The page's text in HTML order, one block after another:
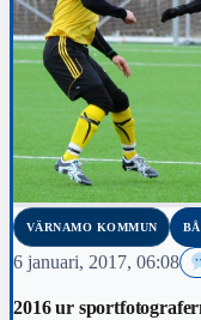
VÄRNAMO KOMMUN
6 januari, 2017, 06:08
2016 ur